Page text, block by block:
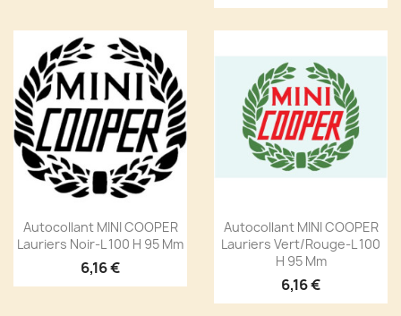
Autocollant MINI COOPER
Lauriers Noir-L 100 H 95 Mm
6,16 €
Autocollant MINI COOPER
Lauriers Vert/rouge-L 100
H 95 Mm
6,16 €